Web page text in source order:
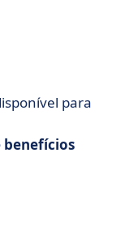
para
benefícios